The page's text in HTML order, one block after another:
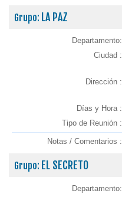
Grupo: LA PAZ
Departamento:
Ciudad :
Dirección :
Días y Hora :
Tipo de Reunión :
Notas / Comentarios :
Grupo: EL SECRETO
Departamento: